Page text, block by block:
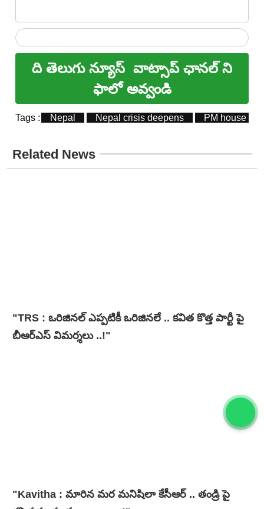
ది తెలుగు న్యూస్ వాట్సాప్ ఛానల్ ని
ఫాలో అవ్వండి
Tags : Nepal Nepal crisis deepens PM house
Related News
"TRS : ఒరిజినల్ ఎప్పటికీ ఒరిజినలే .. కవిత కొత్త పార్టీ పై
బీఆర్ఎస్ విమర్శలు ..!"
"Kavitha : మారిన మర మనిషిలా కేసీఆర్‌ .. తండ్రి పై